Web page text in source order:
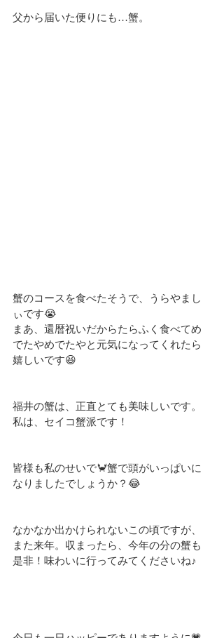
父から届いた便りにも…蟹。
蟹のコースを食べたそうで、うらやまし
ぃです😭
まあ、還暦祝いだからたらふく食べてめ
でたやめでたやと元気になってくれたら
嬉しいです😆
福井の蟹は、正直とても美味しいです。
私は、セイコ蟹派です！
皆様も私のせいで🦀蟹で頭がいっぱいに
なりましたでしょうか？😂
なかなか出かけられないこの頃ですが、
また来年。収まったら、今年の分の蟹も
是非！味わいに行ってみてくださいね♪